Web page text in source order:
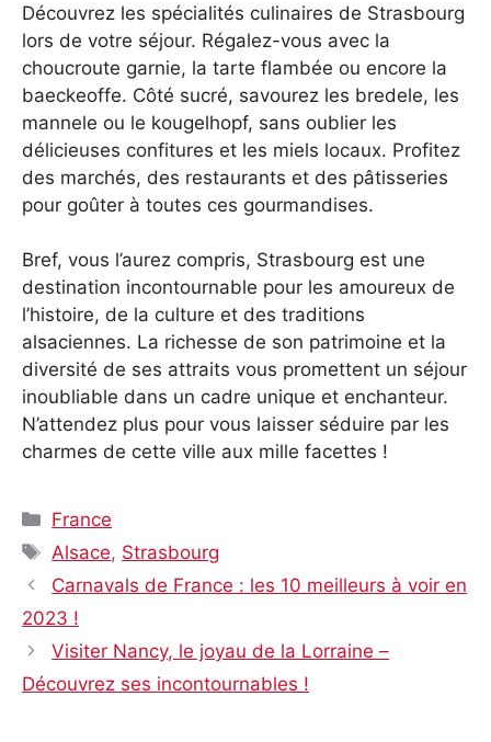
Découvrez les spécialités culinaires de Strasbourg
lors de votre séjour. Régalez-vous avec la
choucroute garnie, la tarte flambée ou encore la
baeckeoffe. Côté sucré, savourez les bredele, les
mannele ou le kougelhopf, sans oublier les
délicieuses confitures et les miels locaux. Profitez
des marchés, des restaurants et des pâtisseries
pour goûter à toutes ces gourmandises.
Bref, vous l’aurez compris, Strasbourg est une
destination incontournable pour les amoureux de
l’histoire, de la culture et des traditions
alsaciennes. La richesse de son patrimoine et la
diversité de ses attraits vous promettent un séjour
inoubliable dans un cadre unique et enchanteur.
N’attendez plus pour vous laisser séduire par les
charmes de cette ville aux mille facettes !
Catégories
France
Étiquettes
Alsace, Strasbourg
Carnavals de France : les 10 meilleurs à voir en
2023 !
Visiter Nancy, le joyau de la Lorraine –
Découvrez ses incontournables !